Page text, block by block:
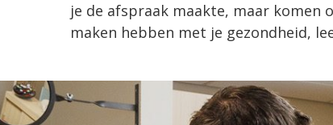
je de afspraak maakte, maar komen
maken hebben met je gezondheid,